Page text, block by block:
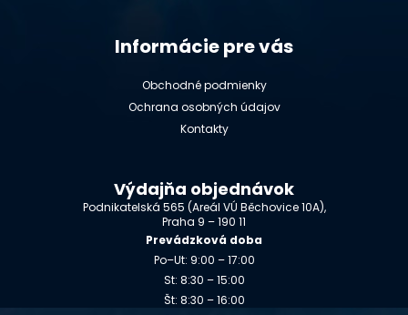
Informácie pre vás
Obchodné podmienky
Ochrana osobných údajov
Kontakty
Výdajňa objednávok
Podnikatelská 565 (Areál VÚ Běchovice 10A),
Praha 9 – 190 11
Prevádzková doba
Po–Ut: 9:00 – 17:00
St: 8:30 – 15:00
Št: 8:30 – 16:00